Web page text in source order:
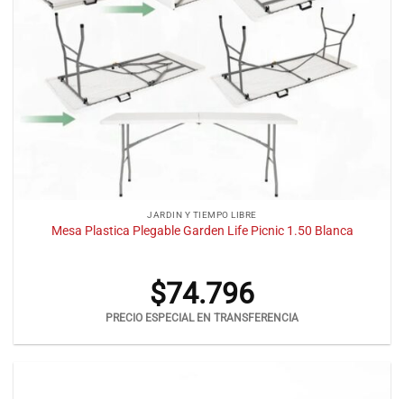
JARDIN Y TIEMPO LIBRE
Mesa Plastica Plegable Garden Life Picnic 1.50 Blanca
$74.796
PRECIO ESPECIAL EN TRANSFERENCIA